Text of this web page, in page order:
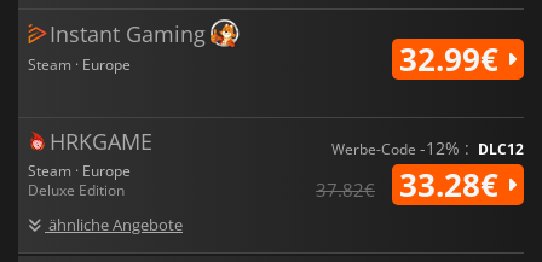
Instant Gaming
Steam · Europe 32.99€
HRKGAME
Steam · Europe
Deluxe Edition
ähnliche Angebote
Werbe-Code -12% : DLC12
37.82€ 33.28€